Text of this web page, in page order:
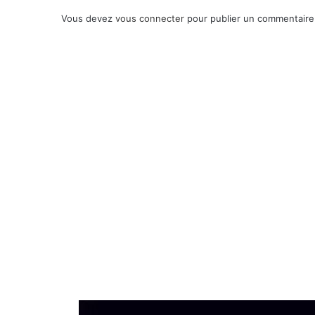
Vous devez vous connecter pour publier un